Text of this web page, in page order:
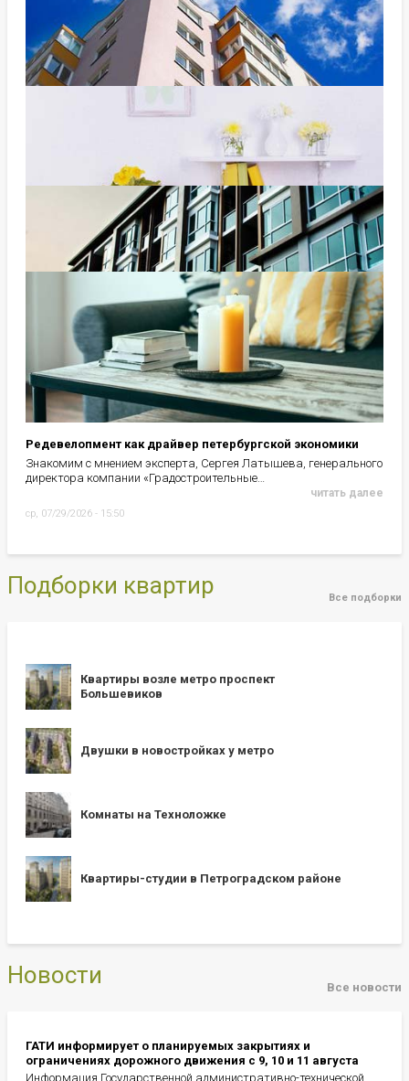
Июль без премьер: девелоперы легли на дно
После июньского оживления, вызванного очередным дедлайном
по семейной ипотеке, новостройки…
читать далее
чт, 08/06/2026 - 08:00
Июль – на дворе пусто, да и в поле негусто
Впервые, наверное, за нынешний год случился месяц, вполне
соответствующий традиционным от него…
читать далее
пн, 08/03/2026 - 08:00
Извещение о проведении аукциона по продаже
имущества ПАО «Россети Ленэнерго»
Заявки на участие принимаются по 08 сентября 2026
чт, 07/30/2026 - 12:10
Редевелопмент как драйвер петербургской экономики
Знакомим с мнением эксперта, Сергея Латышева, генерального
директора компании «Градостроительные…
читать далее
ср, 07/29/2026 - 15:50
Подборки квартир
Квартиры возле метро проспект
Большевиков
Двушки в новостройках у метро
Комнаты на Техноложке
Квартиры-студии в Петроградском районе
Все подборки
Новости
ГАТИ информирует о планируемых закрытиях и
ограничениях дорожного движения с 9, 10 и 11 августа
Информация Государственной административно-технической
Все новости